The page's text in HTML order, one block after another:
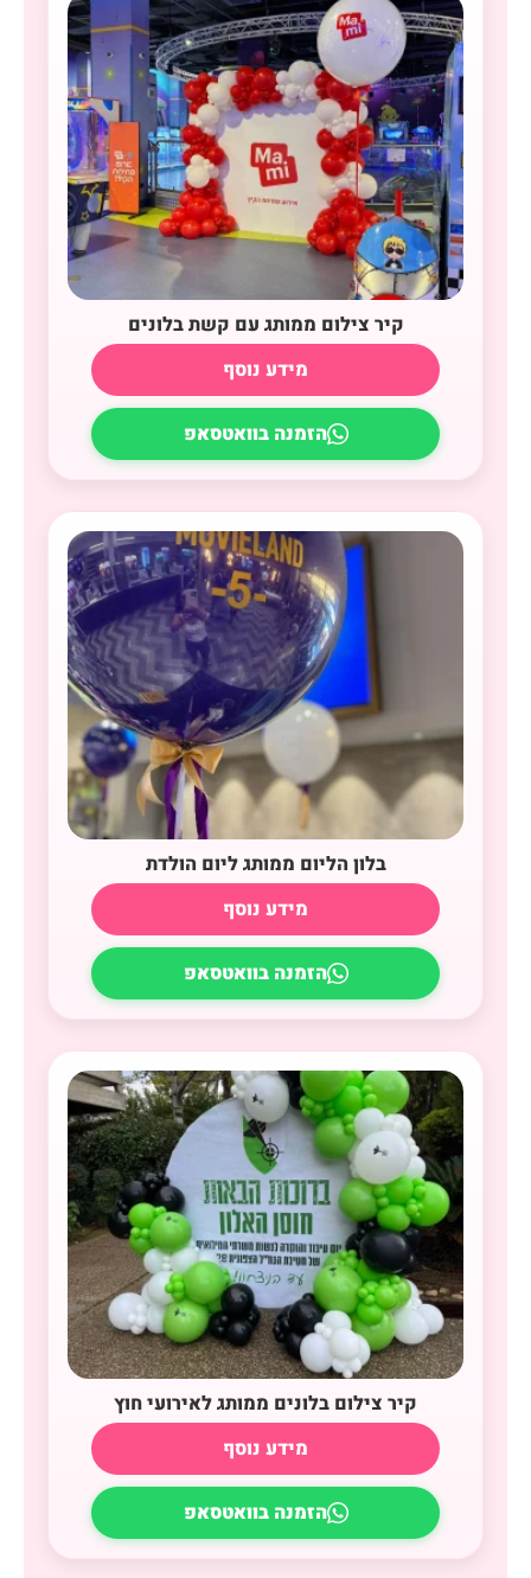
קיר צילום ממותג עם קשת בלונים
מידע נוסף
הזמנה בוואטסאפ
בלון הליום ממותג ליום הולדת
מידע נוסף
הזמנה בוואטסאפ
קיר צילום בלונים ממותג לאירועי חוץ
מידע נוסף
הזמנה בוואטסאפ